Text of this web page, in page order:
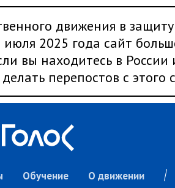
движения в
июля 2025 года сайт
вы находитесь в
перепостов с этого
Обучение О движении